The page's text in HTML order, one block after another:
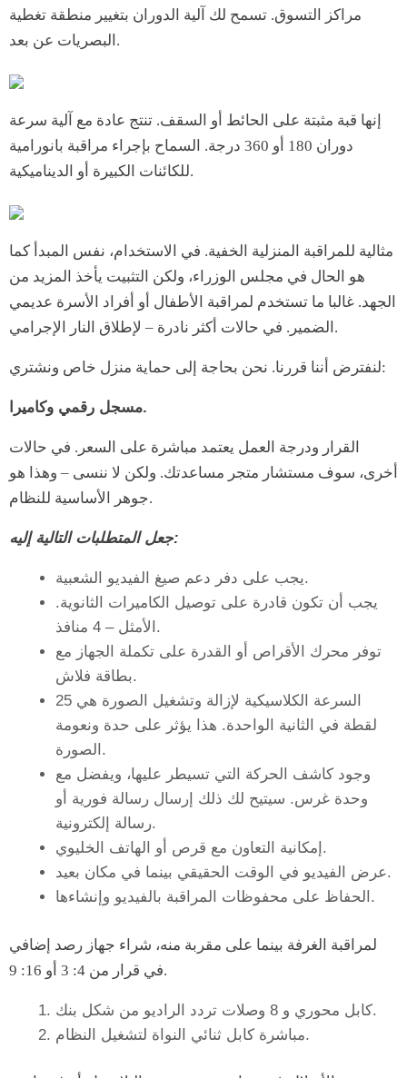
مراكز التسوق. تسمح لك آلية الدوران بتغيير منطقة تغطية
البصريات عن بعد.
إنها قبة مثبتة على الحائط أو السقف. تنتج عادة مع آلية سرعة
دوران 180 أو 360 درجة. السماح بإجراء مراقبة بانورامية
للكائنات الكبيرة أو الديناميكية.
مثالية للمراقبة المنزلية الخفية. في الاستخدام، نفس المبدأ كما
هو الحال في مجلس الوزراء، ولكن التثبيت يأخذ المزيد من
الجهد. غالبا ما تستخدم لمراقبة الأطفال أو أفراد الأسرة عديمي
الضمير. في حالات أكثر نادرة – لإطلاق النار الإجرامي.
لنفترض أننا قررنا. نحن بحاجة إلى حماية منزل خاص ونشتري:
مسجل رقمي وكاميرا.
القرار ودرجة العمل يعتمد مباشرة على السعر. في حالات
أخرى، سوف مستشار متجر مساعدتك. ولكن لا ننسى – وهذا هو
جوهر الأساسية للنظام.
جعل المتطلبات التالية إليه:
يجب على دفر دعم صيغ الفيديو الشعبية.
يجب أن تكون قادرة على توصيل الكاميرات الثانوية.
الأمثل – 4 منافذ.
توفر محرك الأقراص أو القدرة على تكملة الجهاز مع
بطاقة فلاش.
السرعة الكلاسيكية لإزالة وتشغيل الصورة هي 25
لقطة في الثانية الواحدة. هذا يؤثر على حدة ونعومة
الصورة.
وجود كاشف الحركة التي تسيطر عليها، ويفضل مع
وحدة غرس. سيتيح لك ذلك إرسال رسالة فورية أو
رسالة إلكترونية.
إمكانية التعاون مع قرص أو الهاتف الخليوي.
عرض الفيديو في الوقت الحقيقي بينما في مكان بعيد.
الحفاظ على محفوظات المراقبة بالفيديو وإنشاءها.
لمراقبة الغرفة بينما على مقربة منه، شراء جهاز رصد إضافي
في قرار من 4: 3 أو 16: 9.
كابل محوري و 8 وصلات تردد الراديو من شكل بنك.
مباشرة كابل ثنائي النواة لتشغيل النظام.